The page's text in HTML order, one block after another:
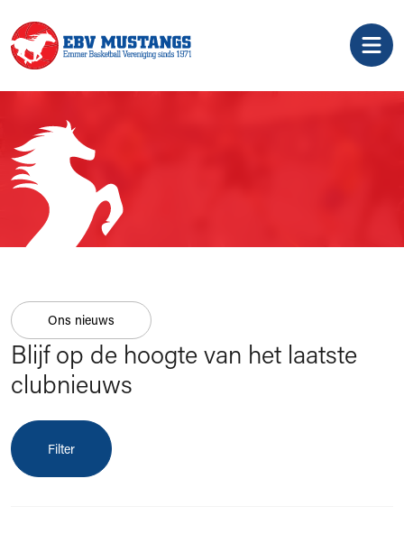
Ons nieuws
Blijf op de hoogte van het laatste
clubnieuws
Filter